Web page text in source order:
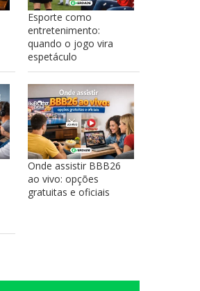
Esporte como
entretenimento:
quando o jogo vira
espetáculo
Onde assistir BBB26
ao vivo: opções
gratuitas e oficiais